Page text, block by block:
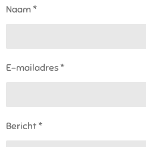
Naam *
E-mailadres *
Bericht *